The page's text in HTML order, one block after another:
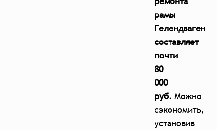
рамы
Гелендваген
составляет
почти
80
000
руб. Можно
сэкономить,
установив